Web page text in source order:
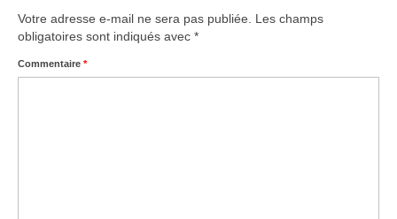
Votre adresse e-mail ne sera pas publiée.
Les champs
obligatoires sont indiqués avec *
Commentaire *